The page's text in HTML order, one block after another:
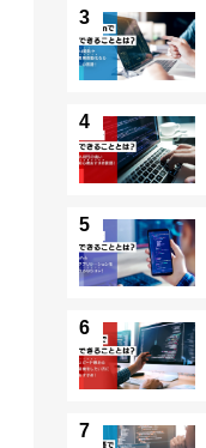
3
4
5
6
7